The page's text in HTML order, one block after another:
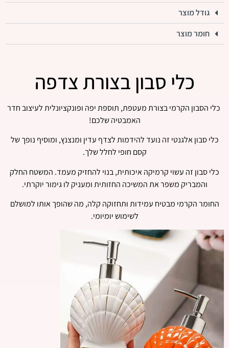
גודל מוצר
חומר מוצר
כלי סבון בצורת צדפה
כלי הסבון הקרמי בצורת מעטפת, תוספת יפה ופונקציונלית לעיצוב חדר
האמבטיה שלכם!
כלי סבון אלגנטי זה נועד להידמות לצדף עדין ומנצנץ, ומוסיף נופך של
קסם חופי לחלל שלך.
כלי סבון זה עשוי קרמיקה איכותית, בנוי להחזיק מעמד. המשטח החלק
והמבריק משפר את המשיכה החזותית ומעניק לו גימור יוקרתי.
החומר הקרמי מבטיח עמידות ותחזוקה קלה, מה שהופך אותו למושלם
לשימוש יומיומי.